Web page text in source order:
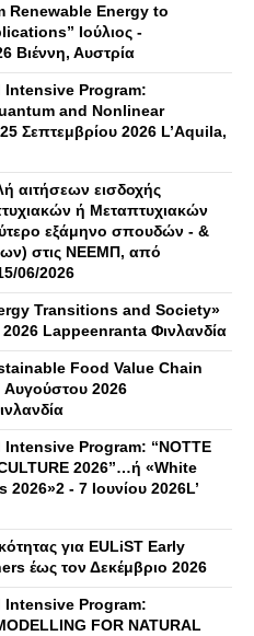
Renewable Energy to
Ιούλιος -
Βιέννη, Αυστρία
Intensive Program:
and Nonlinear
Σεπτεμβρίου 2026 L’Aquila,
αιτήσεων εισδοχής
ή Μεταπτυχιακών
εξάμηνο σπουδών - &
στις ΝΕΕΜΠ, από
06/2026
Transitions and Society»
Lappeenranta Φινλανδία
Food Value Chain
2026
Intensive Program: “NOTTE
2026”…ή «White
- 7 Ιουνίου 2026L’
για EULiST Early
έως τον Δεκέμβριο 2026
Intensive Program:
FOR NATURAL